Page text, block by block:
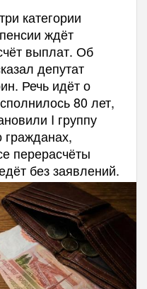
категории
ждёт
выплат. Об
депутат
Речь идёт о
80 лет,
I группу
гражданах,
перерасчёты
без заявлений.